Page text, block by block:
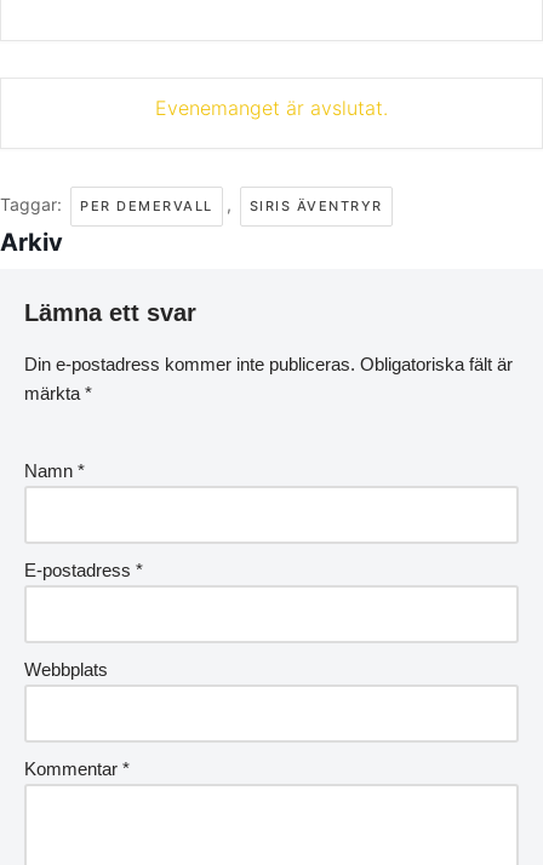
Evenemanget är avslutat.
Taggar: PER DEMERVALL , SIRIS ÄVENTRYR
Arkiv
Lämna ett svar
Din e-postadress kommer inte publiceras. Obligatoriska fält är
märkta *
Namn *
E-postadress *
Webbplats
Kommentar *